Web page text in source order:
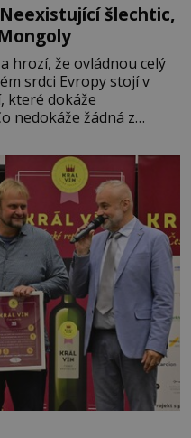
šlechtic,
hrozí, že ovládnou celý
srdci Evropy stojí v
které dokáže
nedokáže žádná z
od roku 1223 postupují
moře,